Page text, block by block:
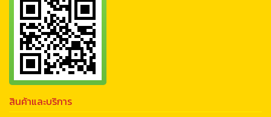
สินค้าและบริการ